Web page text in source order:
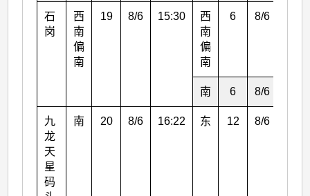
石
岗
西
南
偏
南
19 8/6 15:30
西
南
偏
南
6 8/6
南 6 8/6
九
龙
天
星
码
南 20 8/6 16:22 东 12 8/6